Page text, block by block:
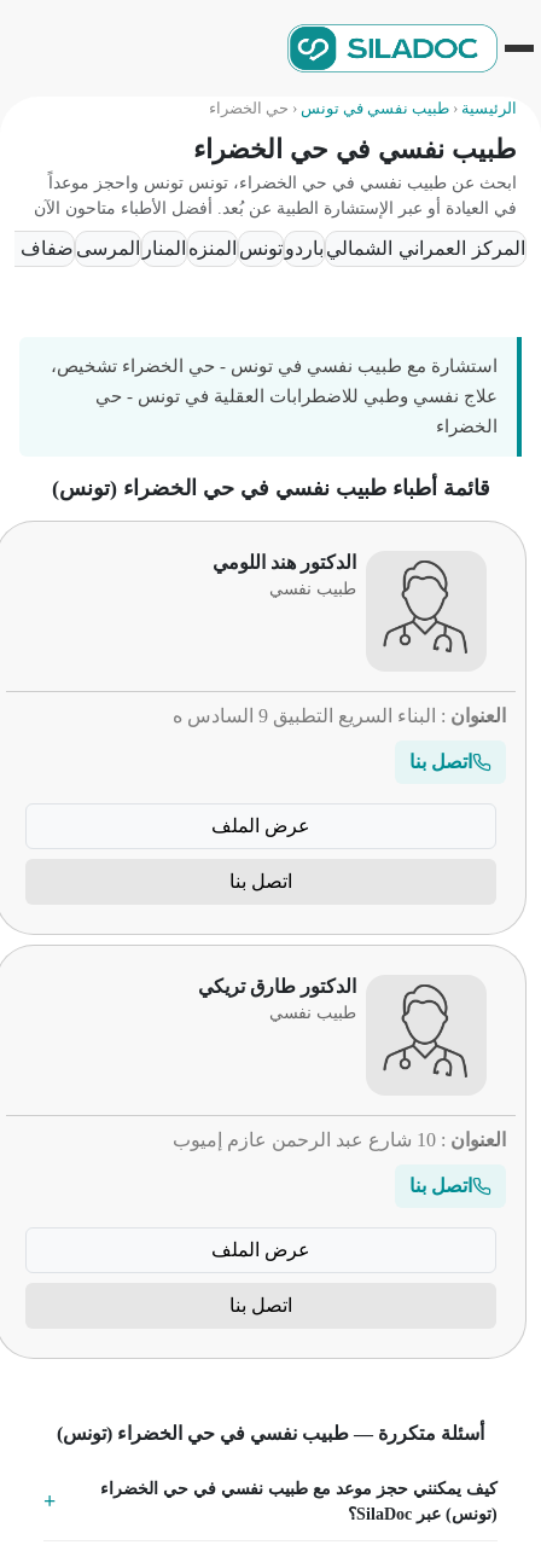
الرئيسية‹طبيب نفسي في تونس‹حي الخضراء
طبيب نفسي في حي الخضراء
ابحث عن طبيب نفسي في حي الخضراء، تونس تونس واحجز موعداً
في العيادة أو عبر الإستشارة الطبية عن بُعد. أفضل الأطباء متاحون الآن
المركز العمراني الشماليباردوتونسالمنزه المنارالمرسىضفاف
استشارة مع طبيب نفسي في تونس - حي الخضراء تشخيص،
علاج نفسي وطبي للاضطرابات العقلية في تونس - حي
الخضراء
قائمة أطباء طبيب نفسي في حي الخضراء (تونس)
الدكتور هند اللومي
طبيب نفسي
العنوان : البناء السريع التطبيق 9 السادس ه
اتصل بنا
عرض الملف
اتصل بنا
الدكتور طارق تريكي
طبيب نفسي
العنوان : 10 شارع عبد الرحمن عازم إميوب
اتصل بنا
عرض الملف
اتصل بنا
أسئلة متكررة — طبيب نفسي في حي الخضراء (تونس)
كيف يمكنني حجز موعد مع طبيب نفسي في حي الخضراء
(تونس) عبر SilaDoc؟